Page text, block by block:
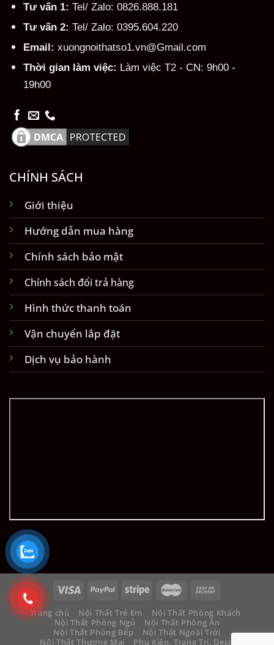
Tư vấn 1: Tel/ Zalo: 0826.888.181
Tư vấn 2: Tel/ Zalo: 0395.604.220
Email: xuongnoithatso1.vn@Gmail.com
Thời gian làm việc: Làm việc T2 - CN: 9h00 -
19h00
CHÍNH SÁCH
Giới thiệu
Hướng dẫn mua hàng
Chính sách bảo mật
Chính sách đổi trả hàng
Hình thức thanh toán
Vận chuyển lắp đặt
Dịch vụ bảo hành
Trang chủ Nội Thất Trẻ Em
Nội Thất Phòng Khách
Nội Thất Phòng Ngủ
Nội Thất Phòng Ăn
Nội Thất Phòng Bếp
Nội Thất Ngoài Trời
Nội Thất Thương Mại
Phụ Kiện, Trang Trí, Decor